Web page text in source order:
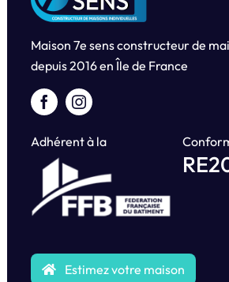
Maison 7e sens constructeur de
depuis2016 en Île de France
Adhérent à la
Estimez votre maison